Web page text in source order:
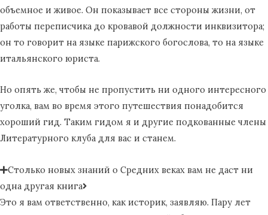
объемное и живое. Он показывает все стороны жизни, от
работы переписчика до кровавой должности инквизитора;
он то говорит на языке парижского богослова, то на языке
итальянского юриста.
Но опять же, чтобы не пропустить ни одного интересного
уголка, вам во время этого путешествия понадобится
хороший гид. Таким гидом я и другие подкованные члены
Литературного клуба для вас и станем.
Столько новых знаний о Средних веках вам не даст ни
одна другая книга
Это я вам ответственно, как историк, заявляю. Пару лет